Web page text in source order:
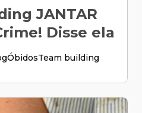
JANTAR
Disse ela
ÓbidosTeam building